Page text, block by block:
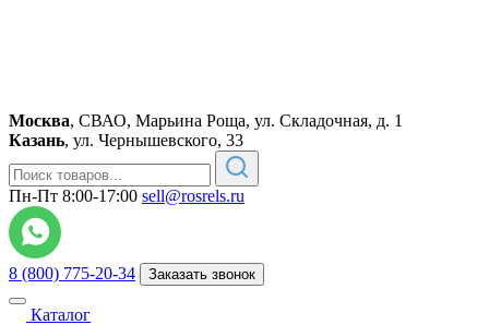
Москва, СВАО, Марьина Роща, ул. Складочная, д. 1
Казань, ул. Чернышевского, 33
Пн-Пт 8:00-17:00 sell@rosrels.ru
8 (800) 775-20-34 Заказать звонок
Каталог